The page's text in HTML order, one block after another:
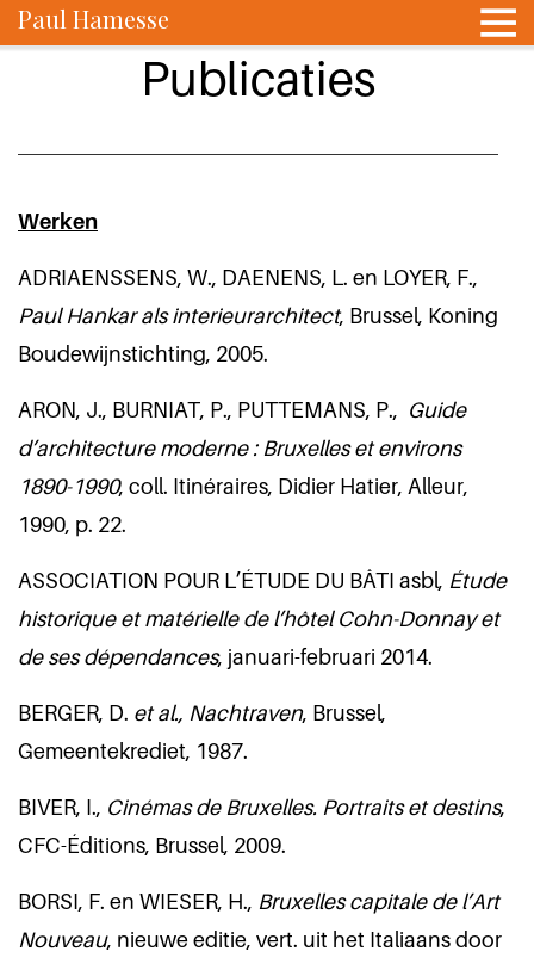
Paul Hamesse
Publicaties
Werken
ADRIAENSSENS, W., DAENENS, L. en LOYER, F.,
Paul Hankar als interieurarchitect, Brussel, Koning
Boudewijnstichting, 2005.
ARON, J., BURNIAT, P., PUTTEMANS, P., Guide
d’architecture moderne : Bruxelles et environs
1890-1990, coll. Itinéraires, Didier Hatier, Alleur,
1990, p. 22.
ASSOCIATION POUR L’ÉTUDE DU BÂTI asbl, Étude
historique et matérielle de l’hôtel Cohn-Donnay et
de ses dépendances, januari-februari 2014.
BERGER, D. et al., Nachtraven, Brussel,
Gemeentekrediet, 1987.
BIVER, I., Cinémas de Bruxelles. Portraits et destins,
CFC-Éditions, Brussel, 2009.
BORSI, F. en WIESER, H., Bruxelles capitale de l’Art
Nouveau, nieuwe editie, vert. uit het Italiaans door